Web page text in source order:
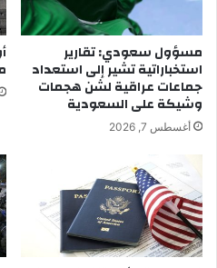
مسؤول سعودي: تقارير
استخباراتية تشير إلى استعداد
جماعات عراقية لشن هجمات
وشيكة على السعودية
أغسطس 7, 2026